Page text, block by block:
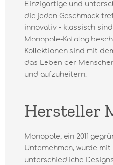
Einzigartige und
die jeden Geschmack
innovativ - klassisch
Monopole-Katalog
Kollektionen sind mit
das Leben der
und aufzuheitern.
Hersteller
Monopole, ein 2011
Unternehmen, wurde
unterschiedliche